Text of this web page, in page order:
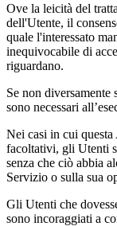
Ove la leicità del
dell'Utente, il
quale l'interessato
inequivocabile di
riguardano.
Se non
sono necessari
Nei casi in cui
facoltativi, gli Utenti
senza che ciò abbia
Servizio o sulla sua
Gli Utenti che
sono incoraggiati a